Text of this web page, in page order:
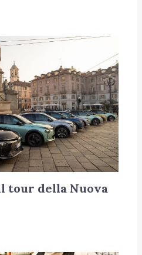
tour della Nuova